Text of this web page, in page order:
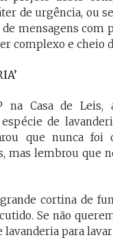
de urgência, ou
mensagens com
complexo e cheio
Casa de Leis,
de
que nunca foi
mas lembrou que
cortina de
Se não
lavanderia para